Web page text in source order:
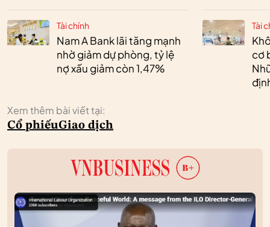
Tài chính
Nam A Bank lãi tăng mạnh
nhờ giảm dự phòng, tỷ lệ
nợ xấu giảm còn 1,47%
Tài
cơ
Xem thêm bài viết tại:
Cổ phiếuGiao dịch